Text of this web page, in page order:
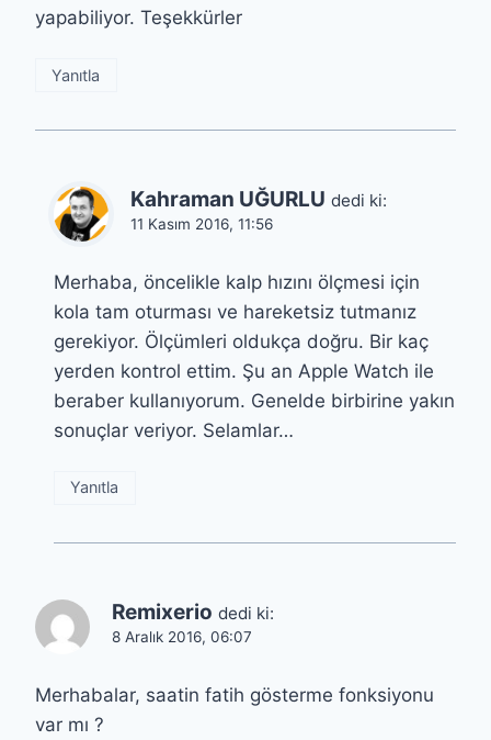
yapabiliyor. Teşekkürler
Yanıtla
Kahraman UĞURLU dedi ki:
11 Kasım 2016, 11:56
Merhaba, öncelikle kalp hızını ölçmesi için
kola tam oturması ve hareketsiz tutmanız
gerekiyor. Ölçümleri oldukça doğru. Bir kaç
yerden kontrol ettim. Şu an Apple Watch ile
beraber kullanıyorum. Genelde birbirine yakın
sonuçlar veriyor. Selamlar…
Yanıtla
Remixerio dedi ki:
8 Aralık 2016, 06:07
Merhabalar, saatin fatih gösterme fonksiyonu
var mı ?